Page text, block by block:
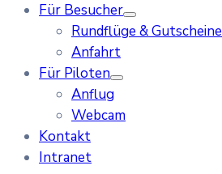
Für Besucher
Rundflüge & Gutscheine
Anfahrt
Für Piloten
Anflug
Webcam
Kontakt
Intranet